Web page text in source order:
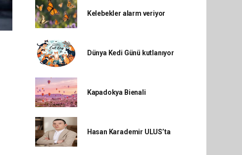
Kelebekler alarm veriyor
Dünya Kedi Günü kutlanıyor
Kapadokya Bienali
Hasan Karademir ULUS’ta